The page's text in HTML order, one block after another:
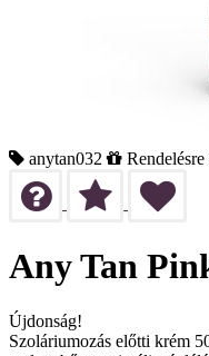
anytan032 Rendelésre
Any Tan
Újdonság!
Szoláriumozás előtti krém